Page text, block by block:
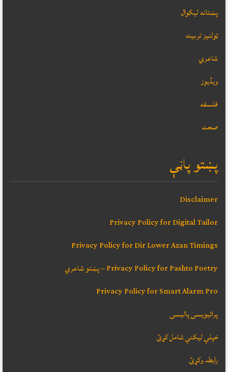
پښتانه ليکوال
ټولنيز تربيت
شاعري
ویڈیوز
فلسفه
صحت
پښتو پاڼې
Disclaimer
Privacy Policy for Digital Tailor
Privacy Policy for Dir Lower Azan Timings
Privacy Policy for Pashto Poetry – پښتو شاعري
Privacy Policy for Smart Alarm Pro
پرائیویسی پالیسی
خپلې ليکنې شامل کړئ
رابطہ وکړئ